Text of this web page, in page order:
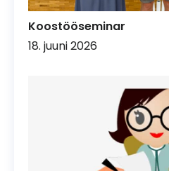
Koostööseminar
18. juuni 2026